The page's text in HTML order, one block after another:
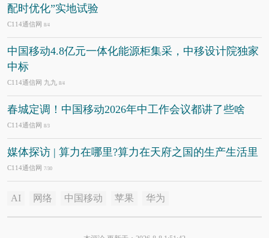
配时优化”实地试验
C114通信网 8/4
中国移动4.8亿元一体化能源柜集采，中移设计院独家
中标
C114通信网 九九 8/4
春城定调！中国移动2026年中工作会议都讲了些啥
C114通信网 8/3
媒体探访 | 算力在哪里?算力在天府之国的生产生活里
C114通信网 7/30
AI 网络 中国移动 苹果 华为